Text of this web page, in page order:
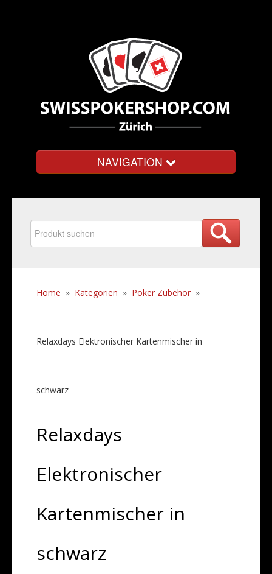
NAVIGATION
Home » Kategorien » Poker Zubehör »
Relaxdays Elektronischer Kartenmischer in
schwarz
Relaxdays
Elektronischer
Kartenmischer in
schwarz